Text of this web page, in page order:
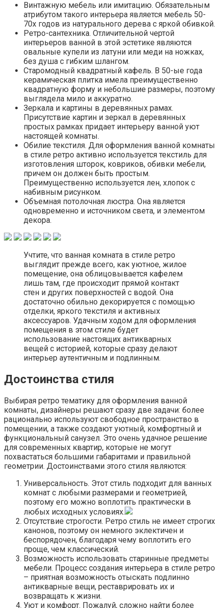
Винтажную мебель или имитацию. Обязательным
атрибутом такого интерьера является мебель 50-
70х годов из натурального дерева с яркой обивкой.
Ретро-сантехника. Отличительной чертой
интерьеров ванной в этой эстетике являются
овальные купели из латуни или меди на ножках,
без душа с гибким шлангом.
Старомодный квадратный кафель. В 50-ые года
керамическая плитка имела преимущественно
квадратную форму и небольшие размеры, поэтому
выглядела мило и аккуратно.
Зеркала и картины в деревянных рамах.
Присутствие картин и зеркал в деревянных
простых рамках придает интерьеру ванной уют
настоящей комнаты.
Обилие текстиля. Для оформления ванной комнаты
в стиле ретро активно используется текстиль для
изготовления шторок, ковриков, обивки мебели,
причем он должен быть простым.
Преимущественно используется лен, хлопок с
набивным рисунком.
Объемная потолочная люстра. Она является
одновременно и источником света, и элементом
декора.
Учтите, что ванная комната в стиле ретро
выглядит прежде всего, как уютное, жилое
помещение, она облицовывается кафелем
лишь там, где происходит прямой контакт
стен и других поверхностей с водой. Она
достаточно обильно декорируется с помощью
отделки, яркого текстиля и активных
аксессуаров. Удачным ходом для оформления
помещения в этом стиле будет
использование настоящих антикварных
вещей с историей, которые сразу делают
интерьер аутентичным и подлинным.
Достоинства стиля
Выбирая ретро тематику для оформления ванной
комнаты, дизайнеры решают сразу две задачи: более
рационально используют свободное пространство в
помещении, а также создают уютный, комфортный и
функциональный санузел. Это очень удачное решение
для современных квартир, которые не могут
похвастаться большими габаритами и правильной
геометрии. Достоинствами этого стиля являются:
Универсальность. Этот стиль подходит для ванных
комнат с любыми размерами и геометрией,
поэтому его можно воплотить практически в
любых исходных условиях.
Отсутствие строгости. Ретро стиль не имеет строгих
канонов, поэтому он немного эклектичен и
беспорядочен, благодаря чему воплотить его
проще, чем классический.
Возможность использовать старинные предметы
мебели. Процесс создания интерьера в стиле ретро
– приятная возможность отыскать подлинно
антикварные вещи, реставрировать их и
возвращать к жизни.
Уют и комфорт. Пожалуй, сложно найти более